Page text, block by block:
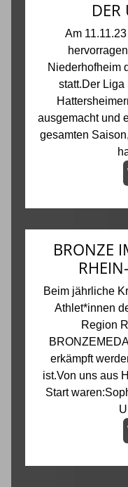
Am
Niederhofheim
statt.Der
ausgemacht und
gesamten
BRONZE
Beim jährliche
Athlet*innen
Region
erkämpft
ist.Von uns aus
Start